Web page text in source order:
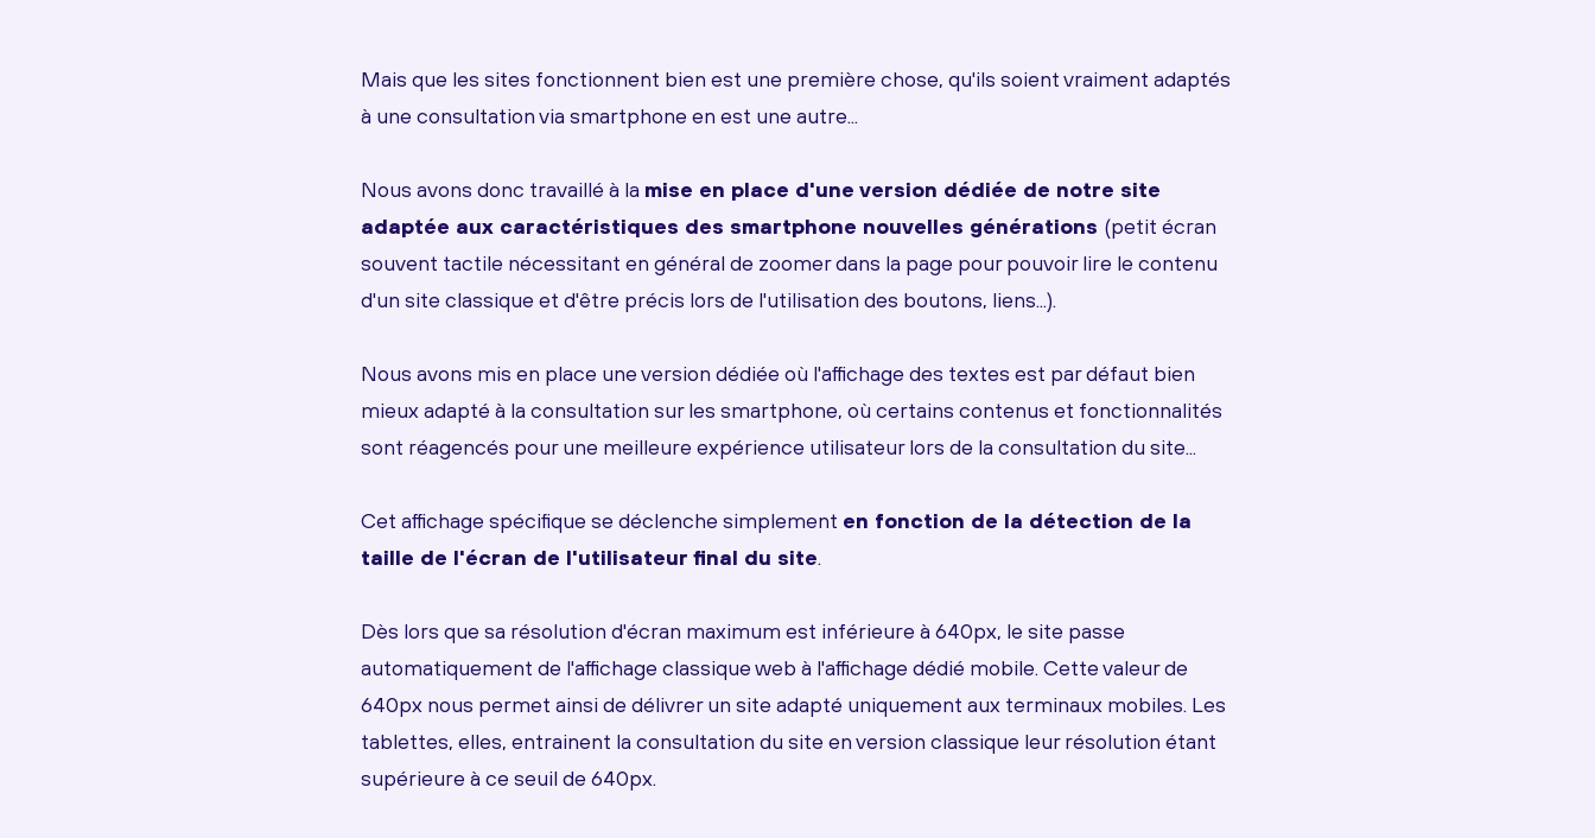
Mais que les sites fonctionnent bien est une première chose, qu'ils soient vraiment adaptés
à une consultation via smartphone en est une autre...
Nous avons donc travaillé à la mise en place d'une version dédiée de notre site
adaptée aux caractéristiques des smartphone nouvelles générations (petit écran
souvent tactile nécessitant en général de zoomer dans la page pour pouvoir lire le contenu
d'un site classique et d'être précis lors de l'utilisation des boutons, liens...).
Nous avons mis en place une version dédiée où l'affichage des textes est par défaut bien
mieux adapté à la consultation sur les smartphone, où certains contenus et fonctionnalités
sont réagencés pour une meilleure expérience utilisateur lors de la consultation du site...
Cet affichage spécifique se déclenche simplement en fonction de la détection de la
taille de l'écran de l'utilisateur final du site.
Dès lors que sa résolution d'écran maximum est inférieure à 640px, le site passe
automatiquement de l'affichage classique web à l'affichage dédié mobile. Cette valeur de
640px nous permet ainsi de délivrer un site adapté uniquement aux terminaux mobiles. Les
tablettes, elles, entrainent la consultation du site en version classique leur résolution étant
supérieure à ce seuil de 640px.